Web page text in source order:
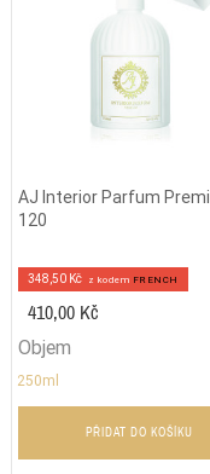
AJ Interior Parfum
120
348,50 Kč z kodem FRENCH
410,00 Kč
Objem
250ml
PŘIDAT DO KOŠÍKU